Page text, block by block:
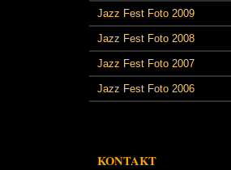
Jazz Fest Foto 2009
Jazz Fest Foto 2008
Jazz Fest Foto 2007
Jazz Fest Foto 2006
KONTAKT